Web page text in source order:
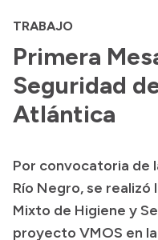
Autoridades, Áreas y
Delegaciones
Normativa
Presupuesto
Boletín Oficial
Compras y licitaciones
TRABAJO
Primera
Seguridad
Atlántica
Por convocatoria de
Río Negro, se
Mixto de Higiene y
proyecto VMOS en